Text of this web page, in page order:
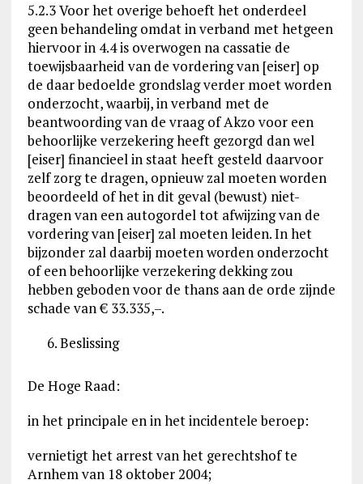
5.2.3 Voor het overige behoeft het onderdeel
geen behandeling omdat in verband met hetgeen
hiervoor in 4.4 is overwogen na cassatie de
toewijsbaarheid van de vordering van [eiser] op
de daar bedoelde grondslag verder moet worden
onderzocht, waarbij, in verband met de
beantwoording van de vraag of Akzo voor een
behoorlijke verzekering heeft gezorgd dan wel
[eiser] financieel in staat heeft gesteld daarvoor
zelf zorg te dragen, opnieuw zal moeten worden
beoordeeld of het in dit geval (bewust) niet-
dragen van een autogordel tot afwijzing van de
vordering van [eiser] zal moeten leiden. In het
bijzonder zal daarbij moeten worden onderzocht
of een behoorlijke verzekering dekking zou
hebben geboden voor de thans aan de orde zijnde
schade van € 33.335,–.
Beslissing
De Hoge Raad:
in het principale en in het incidentele beroep:
vernietigt het arrest van het gerechtshof te
Arnhem van 18 oktober 2004;